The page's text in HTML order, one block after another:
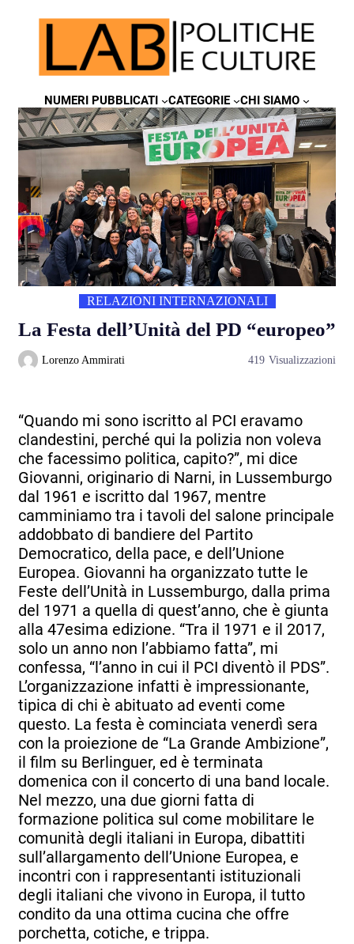
NUMERI PUBBLICATI CATEGORIE CHI SIAMO
RELAZIONI INTERNAZIONALI
La Festa dell’Unità del PD “europeo”
Lorenzo Ammirati 419 Visualizzazioni
“Quando mi sono iscritto al PCI eravamo
clandestini, perché qui la polizia non voleva
che facessimo politica, capito?”, mi dice
Giovanni, originario di Narni, in Lussemburgo
dal 1961 e iscritto dal 1967, mentre
camminiamo tra i tavoli del salone principale
addobbato di bandiere del Partito
Democratico, della pace, e dell’Unione
Europea. Giovanni ha organizzato tutte le
Feste dell’Unità in Lussemburgo, dalla prima
del 1971 a quella di quest’anno, che è giunta
alla 47esima edizione. “Tra il 1971 e il 2017,
solo un anno non l’abbiamo fatta”, mi
confessa, “l’anno in cui il PCI diventò il PDS”.
L’organizzazione infatti è impressionante,
tipica di chi è abituato ad eventi come
questo. La festa è cominciata venerdì sera
con la proiezione de “La Grande Ambizione”,
il film su Berlinguer, ed è terminata
domenica con il concerto di una band locale.
Nel mezzo, una due giorni fatta di
formazione politica sul come mobilitare le
comunità degli italiani in Europa, dibattiti
sull’allargamento dell’Unione Europea, e
incontri con i rappresentanti istituzionali
degli italiani che vivono in Europa, il tutto
condito da una ottima cucina che offre
porchetta, cotiche, e trippa.